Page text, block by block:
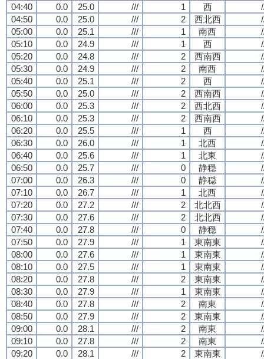
04:40
0.0 25.0 /// 1 西
04:50
0.0 25.0 /// 2 西北西
05:00
0.0 25.1 /// 1 南西
05:10
0.0 24.9 /// 1 西
05:20
0.0 24.8 /// 2 西南西
05:30
0.0 24.9 /// 2 南西
05:40
0.0 25.1 /// 2 西
05:50
0.0 25.0 /// 2 西南西
06:00
0.0 25.3 /// 2 西北西
06:10
0.0 25.3 /// 2 西南西
06:20
0.0 25.5 /// 1 西
06:30
0.0 26.0 /// 1 北西
06:40
0.0 25.6 /// 1 北東
06:50
0.0 25.7 /// 0 静穏
07:00
0.0 26.3 /// 0 静穏
07:10
0.0 26.7 /// 1 北西
07:20
0.0 27.2 /// 2 北北西
07:30
0.0 27.6 /// 2 北北西
07:40
0.0 27.8 /// 0 静穏
07:50
0.0 27.9 /// 1 東南東
08:00
0.0 27.6 /// 1 東南東
08:10
0.0 27.5 /// 1 東南東
08:20
0.0 27.8 /// 2 東南東
08:30
0.0 27.9 /// 1 東南東
08:40
0.0 27.8 /// 2 南東
08:50
0.0 27.9 /// 2 東南東
09:00
0.0 28.1 /// 2 南東
09:10
0.0 27.8 /// 2 南東
09:20
0.0 28.1 /// 2 東南東